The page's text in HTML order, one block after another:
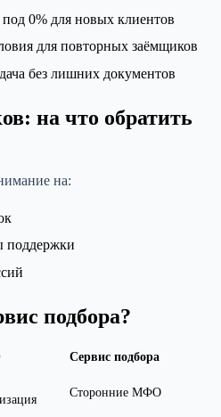
0% для новых клиентов
для повторных заёмщиков
без лишних документов
на что обратить
на:
поддержки
подбора?
Сервис подбора
Сторонние МФО